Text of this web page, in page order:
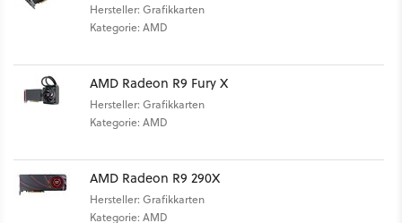
Hersteller: Grafikkarten
Kategorie: AMD
AMD Radeon R9 Fury X
Hersteller: Grafikkarten
Kategorie: AMD
AMD Radeon R9 290X
Hersteller: Grafikkarten
Kategorie: AMD